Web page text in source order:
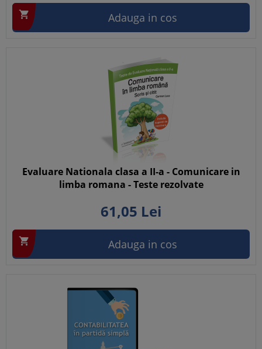
 Adauga in cos
Evaluare Nationala clasa a II-a - Comunicare in
limba romana - Teste rezolvate
61,05 Lei
 Adauga in cos